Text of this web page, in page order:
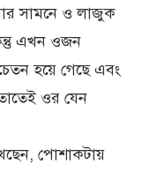
সামনে ও লাজুক
এখন ওজন
হয়ে গেছে এবং
ওর যেন
পোশাকটায়